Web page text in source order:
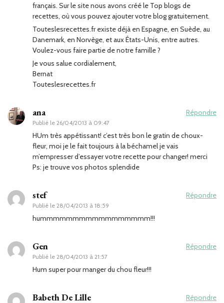
français. Sur le site nous avons créé le Top blogs de
recettes, où vous pouvez ajouter votre blog gratuitement.
Touteslesrecettes.fr existe déjà en Espagne, en Suède, au
Danemark, en Norvège, et aux États-Unis, entre autres.
Voulez-vous faire partie de notre famille ?
Je vous salue cordialement,
Bernat
Touteslesrecettes.fr
ana
Publié le 26/04/2013 à 09:47
Répondre
HUm très appétissant! c’est très bon le gratin de choux-
fleur, moi je le fait toujours à la béchamel je vais
m’empresser d’essayer votre recette pour changer! merci
Ps: je trouve vos photos splendide
stef
Publié le 28/04/2013 à 18:59
Répondre
hummmmmmmmmmmmmmmmm!!!
Gen
Publié le 28/04/2013 à 21:57
Répondre
Hum super pour manger du chou fleur!!!
Babeth De Lille Répondre